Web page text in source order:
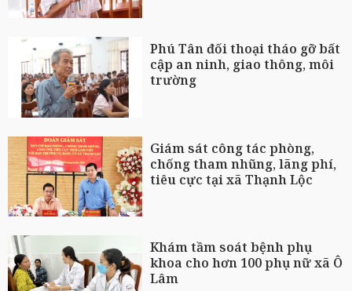
Phú Tân đối thoại tháo gỡ bất
cập an ninh, giao thông, môi
trường
Giám sát công tác phòng,
chống tham nhũng, lãng phí,
tiêu cực tại xã Thạnh Lộc
Khám tầm soát bệnh phụ
khoa cho hơn 100 phụ nữ xã Ô
Lâm